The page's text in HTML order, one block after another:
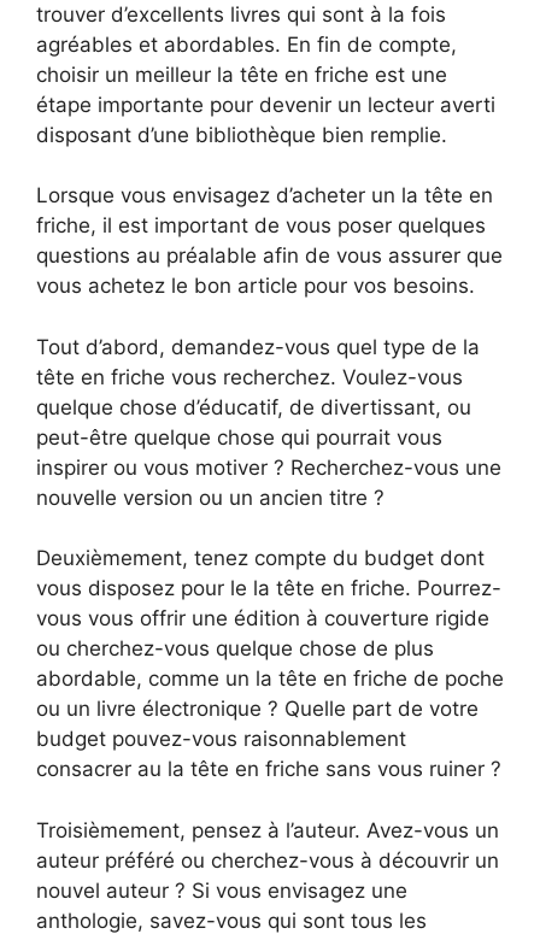
trouver d’excellents livres qui sont à la fois
agréables et abordables. En fin de compte,
choisir un meilleur la tête en friche est une
étape importante pour devenir un lecteur averti
disposant d’une bibliothèque bien remplie.
Lorsque vous envisagez d’acheter un la tête en
friche, il est important de vous poser quelques
questions au préalable afin de vous assurer que
vous achetez le bon article pour vos besoins.
Tout d’abord, demandez-vous quel type de la
tête en friche vous recherchez. Voulez-vous
quelque chose d’éducatif, de divertissant, ou
peut-être quelque chose qui pourrait vous
inspirer ou vous motiver ? Recherchez-vous une
nouvelle version ou un ancien titre ?
Deuxièmement, tenez compte du budget dont
vous disposez pour le la tête en friche. Pourrez-
vous vous offrir une édition à couverture rigide
ou cherchez-vous quelque chose de plus
abordable, comme un la tête en friche de poche
ou un livre électronique ? Quelle part de votre
budget pouvez-vous raisonnablement
consacrer au la tête en friche sans vous ruiner ?
Troisièmement, pensez à l’auteur. Avez-vous un
auteur préféré ou cherchez-vous à découvrir un
nouvel auteur ? Si vous envisagez une
anthologie, savez-vous qui sont tous les